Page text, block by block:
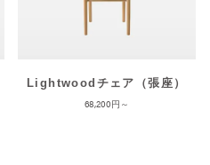
Lightwoodチェア（張座）
68,200